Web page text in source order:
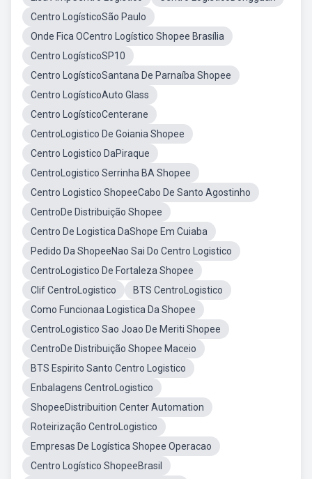
Centro LogísticoSão Paulo
Onde Fica OCentro Logístico Shopee Brasília
Centro LogísticoSP10
Centro LogísticoSantana De Parnaíba Shopee
Centro LogísticoAuto Glass
Centro LogísticoCenterane
CentroLogistico De Goiania Shopee
Centro Logistico DaPiraque
CentroLogistico Serrinha BA Shopee
Centro Logistico ShopeeCabo De Santo Agostinho
CentroDe Distribuição Shopee
Centro De Logistica DaShope Em Cuiaba
Pedido Da ShopeeNao Sai Do Centro Logistico
CentroLogistico De Fortaleza Shopee
Clif CentroLogistico
BTS CentroLogistico
Como Funcionaa Logistica Da Shopee
CentroLogistico Sao Joao De Meriti Shopee
CentroDe Distribuição Shopee Maceio
BTS Espirito Santo Centro Logistico
Enbalagens CentroLogistico
ShopeeDistribuition Center Automation
Roteirização CentroLogistico
Empresas De Logística Shopee Operacao
Centro Logístico ShopeeBrasil